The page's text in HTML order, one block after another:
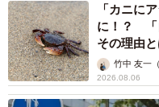
「カニに
に！？ 「
その理由
竹中 友一
2026.08.06